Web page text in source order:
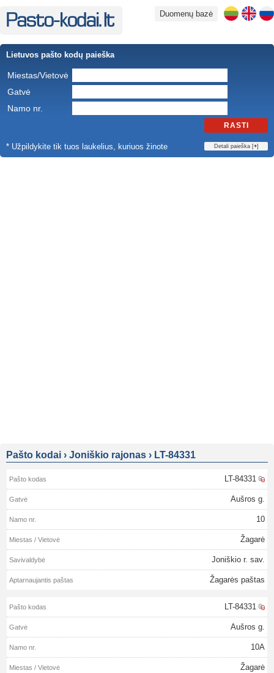
Duomenų bazė
Lietuvos pašto kodų paieška
Miestas/Vietovė
Gatvė
Namo nr.
RASTI
* Užpildykite tik tuos laukelius, kuriuos žinote Detali paieška [+]
Pašto kodai › Joniškio rajonas › LT-84331
LT-84331
Aušros g.
10
Žagarė
Joniškio r. sav.
Žagarės paštas
LT-84331
Aušros g.
10A
Žagarė